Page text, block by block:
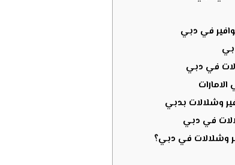
في دبي
في دبي
الامارات
وشلالات بدبي
في دبي
وشلالات في دبي؟